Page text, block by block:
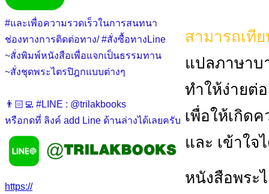
#และเพื่อความรวดเร็วในการสนทนา
ช่องทางการติดต่อทาง/ #สั่งซื้อทางLine
~สั่งพิมพ์หนังสือเพื่อแจกเป็นธรรมทาน
~สั่งชุดพระไตรปิฎกแบบต่างๆ
👨🏻‍💻 #LINE : @trilakbooks
หรือกดที่ ลิงค์ add Line ด้านล่างได้เลยครับ
https://
สามารถเที
แปลภาษาบ
ทำให้ง่ายต่
เพื่อให้เกิด
และ เข้าใจ
หนังสือพระ